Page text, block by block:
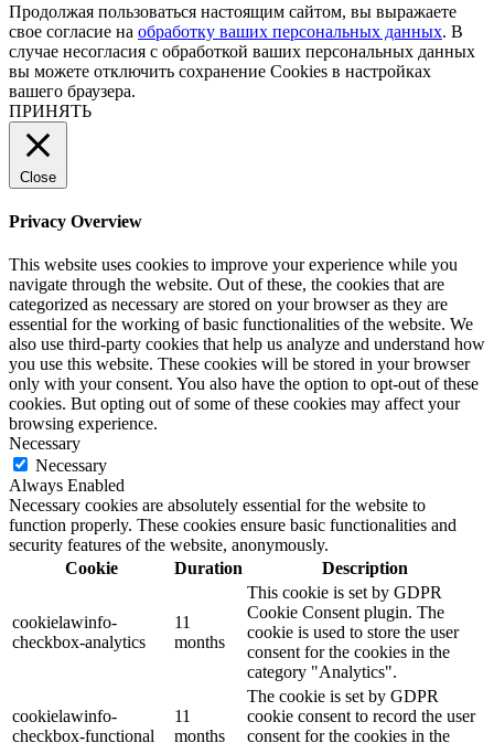
Продолжая пользоваться настоящим сайтом, вы выражаете
свое согласие на обработку ваших персональных данных. В
случае несогласия с обработкой ваших персональных данных
вы можете отключить сохранение Cookies в настройках
вашего браузера.
ПРИНЯТЬ
Close
Privacy Overview
This website uses cookies to improve your experience while you
navigate through the website. Out of these, the cookies that are
categorized as necessary are stored on your browser as they are
essential for the working of basic functionalities of the website. We
also use third-party cookies that help us analyze and understand how
you use this website. These cookies will be stored in your browser
only with your consent. You also have the option to opt-out of these
cookies. But opting out of some of these cookies may affect your
browsing experience.
Necessary
Necessary
Always Enabled
Necessary cookies are absolutely essential for the website to
function properly. These cookies ensure basic functionalities and
security features of the website, anonymously.
Cookie
Duration Description
cookielawinfo-
checkbox-analytics
11
months
This cookie is set by GDPR
Cookie Consent plugin. The
cookie is used to store the user
consent for the cookies in the
category "Analytics".
cookielawinfo-
checkbox-functional
11
months
The cookie is set by GDPR
cookie consent to record the user
consent for the cookies in the